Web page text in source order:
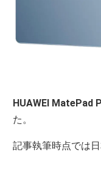
HUAWEI MatePad
た。
記事執筆時点では